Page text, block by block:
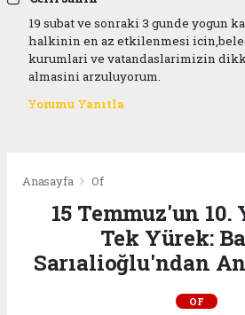
19 subat ve sonraki 3 gunde yogun
halkinin en az etkilenmesi
kurumlari ve vatandaslarimizin
almasini arzuluyorum.
Yorumu Yanıtla
Anasayfa Of
15 Temmuz'un 10.
Tek Yürek:
Sarıalioğlu'ndan
OF